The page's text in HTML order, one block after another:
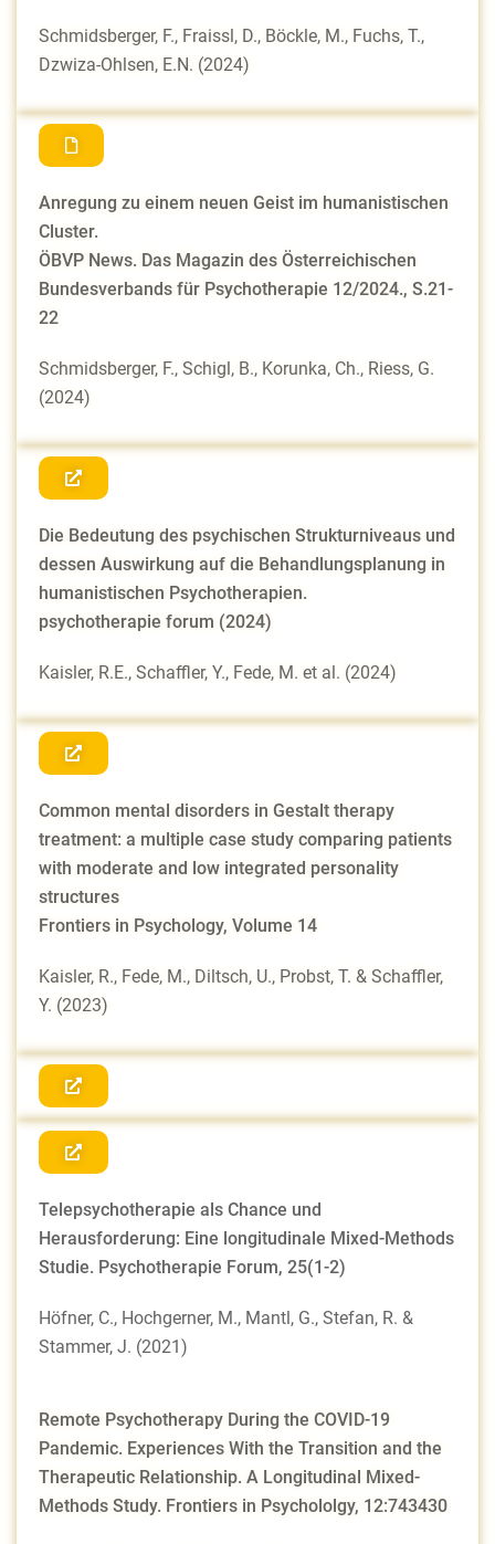
Schmidsberger, F., Fraissl, D., Böckle, M., Fuchs, T.,
Dzwiza-Ohlsen, E.N. (2024)
Anregung zu einem neuen Geist im humanistischen
Cluster.
ÖBVP News. Das Magazin des Österreichischen
Bundesverbands für Psychotherapie 12/2024., S.21-
22
Schmidsberger, F., Schigl, B., Korunka, Ch., Riess, G.
(2024)
Die Bedeutung des psychischen Strukturniveaus und
dessen Auswirkung auf die Behandlungsplanung in
humanistischen Psychotherapien.
psychotherapie forum (2024)
Kaisler, R.E., Schaffler, Y., Fede, M. et al. (2024)
Common mental disorders in Gestalt therapy
treatment: a multiple case study comparing patients
with moderate and low integrated personality
structures
Frontiers in Psychology, Volume 14
Kaisler, R., Fede, M., Diltsch, U., Probst, T. & Schaffler,
Y. (2023)
Telepsychotherapie als Chance und
Herausforderung: Eine longitudinale Mixed-Methods
Studie. Psychotherapie Forum, 25(1-2)
Höfner, C., Hochgerner, M., Mantl, G., Stefan, R. &
Stammer, J. (2021)
Remote Psychotherapy During the COVID-19
Pandemic. Experiences With the Transition and the
Therapeutic Relationship. A Longitudinal Mixed-
Methods Study. Frontiers in Psychololgy, 12:743430